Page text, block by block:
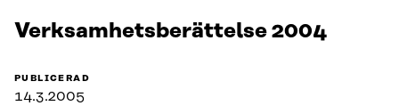
Verksamhets­berättelse 2004
PUBLICERAD
14.3.2005